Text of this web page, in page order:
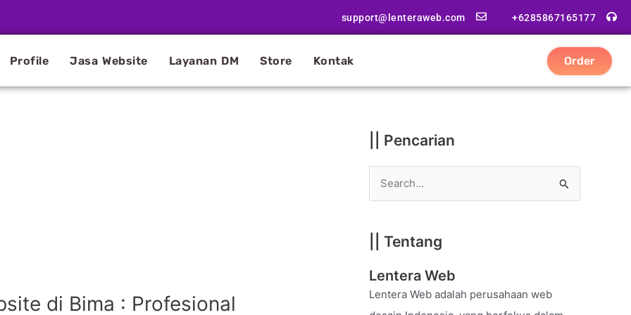
support@lenteraweb.com +6285867165177
Profile Jasa Website Layanan DM Store Kontak Order
di Bima : Profesional
|| Pencarian
r
c
h
|| Tentang
Lentera Web
Lentera Web adalah perusahaan web
|
t
g
i